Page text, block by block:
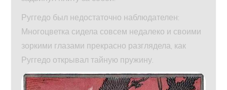
Руггедо был недостаточно наблюдателен:
Многоцветка сидела совсем недалеко и своими
зоркими глазами прекрасно разглядела, как
Руггедо открывал тайную пружину.